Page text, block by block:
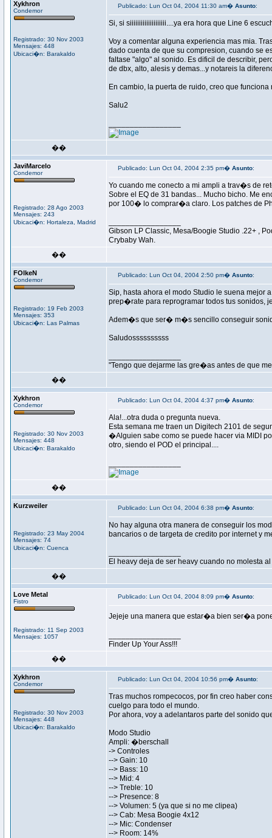
Xykhron
Condemor
Registrado: 30 Nov 2003
Mensajes: 448
Ubicaci�n: Barakaldo
Publicado: Lun Oct 04, 2004 11:30 am� Asunto:
Si, si siiiiiiiiiiiiiiiiiiii....ya era hora que Line 6
Voy a comentar alguna experiencia mas mia.
dado cuenta de que su compresion, cuando se
faltase "algo" al sonido. Es dificil de describir,
de dbx, alto, alesis y demas...y notareis la
En cambio, la puerta de ruido, creo que
Salu2
��
JaviMarcelo
Condemor
Registrado: 28 Ago 2003
Mensajes: 243
Ubicaci�n: Hortaleza, Madrid
Publicado: Lun Oct 04, 2004 2:35 pm� Asunto:
Yo cuando me conecto a mi ampli a trav�s de
Sobre el EQ de 31 bandas... Mucho bicho. Me
por 100� lo comprar�a claro. Los patches de
Gibson LP Classic, Mesa/Boogie Studio .22+ ,
Crybaby Wah.
��
FOlkeN
Condemor
Registrado: 19 Feb 2003
Mensajes: 353
Ubicaci�n: Las Palmas
Publicado: Lun Oct 04, 2004 2:50 pm� Asunto:
Sip, hasta ahora el modo Studio le suena
prep�rate para reprogramar todos tus sonidos,
Adem�s que ser� m�s sencillo conseguir
Saludossssssssss
"Tengo que dejarme las gre�as antes de que
��
Xykhron
Condemor
Registrado: 30 Nov 2003
Mensajes: 448
Ubicaci�n: Barakaldo
Publicado: Lun Oct 04, 2004 4:37 pm� Asunto:
Ala!...otra duda o pregunta nueva.
Esta semana me traen un Digitech 2101 de
�Alguien sabe como se puede hacer via MIDI
otro, siendo el POD el principal....
��
Kurzweiler
Registrado: 23 May 2004
Mensajes: 74
Ubicaci�n: Cuenca
Publicado: Lun Oct 04, 2004 6:38 pm� Asunto:
No hay alguna otra manera de conseguir los
bancarios o de targeta de credito por internet y
El heavy deja de ser heavy cuando no molesta
��
Love Metal
Fistro
Registrado: 11 Sep 2003
Mensajes: 1057
Publicado: Lun Oct 04, 2004 8:09 pm� Asunto:
Jejeje una manera que estar�a bien ser�a
Finder Up Your Ass!!!
��
Xykhron
Condemor
Registrado: 30 Nov 2003
Mensajes: 448
Ubicaci�n: Barakaldo
Publicado: Lun Oct 04, 2004 10:56 pm� Asunto:
Tras muchos rompecocos, por fin creo haber
cuelgo para todo el mundo.
Por ahora, voy a adelantaros parte del sonido
Modo Studio
Ampli: �berschall
-> Controles
--> Gain: 10
--> Bass: 10
--> Mid: 4
--> Treble: 10
--> Presence: 8
--> Volumen: 5 (ya que si no me clipea)
--> Cab: Mesa Boogie 4x12
--> Mic: Condenser
--> Room: 14%